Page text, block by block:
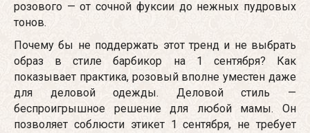
розового — от сочной фуксии до нежных пудровых
тонов.
Почему бы не поддержать этот тренд и не выбрать
образ в стиле барбикор на 1 сентября? Как
показывает практика, розовый вполне уместен даже
для деловой одежды. Деловой стиль —
беспроигрышное решение для любой мамы. Он
позволяет соблюсти этикет 1 сентября, не требует